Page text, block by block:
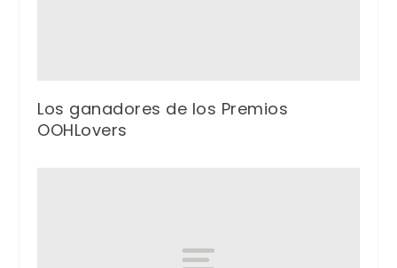
Los ganadores de los Premios
OOHLovers